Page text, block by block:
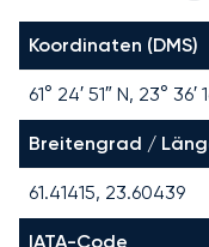
Koordinaten (DMS)
61° 24′ 51″ N, 23° 36′
Breitengrad /
61.41415, 23.60439
IATA-Code